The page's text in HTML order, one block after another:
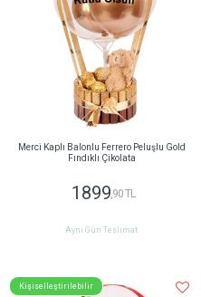
Merci Kaplı Balonlu Ferrero Peluşlu Gold
Fındıklı Çikolata
1899 ,90 TL
Aynı Gün Teslimat
Kişiselleştirilebilir